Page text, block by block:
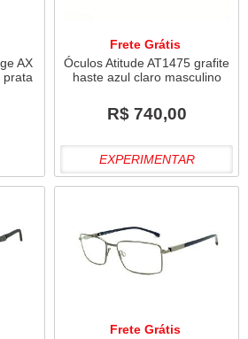
AX
prata
Frete Grátis
Óculos Atitude AT1475 grafite
haste azul claro masculino
R$ 740,00
EXPERIMENTAR
Frete Grátis